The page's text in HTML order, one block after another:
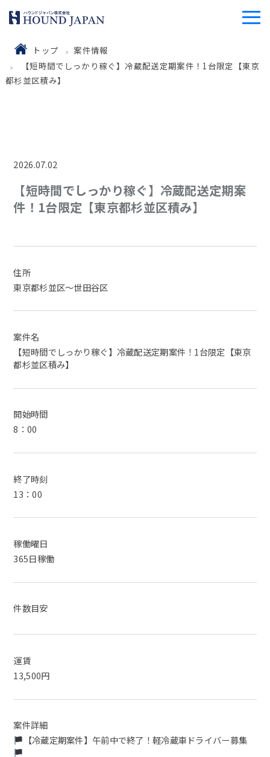
トップ
案件情報
【短時間でしっかり稼ぐ】冷蔵配送定期案件！1台限定【東京
都杉並区積み】
2026.07.02
【短時間でしっかり稼ぐ】冷蔵配送定期案
件！1台限定【東京都杉並区積み】
住所
東京都杉並区～世田谷区
案件名
【短時間でしっかり稼ぐ】冷蔵配送定期案件！1台限定【東京
都杉並区積み】
開始時間
8：00
終了時刻
13：00
稼働曜日
365日稼働
件数目安
運賃
13,500円
案件詳細
【冷蔵定期案件】午前中で終了！軽冷蔵車ドライバー募集